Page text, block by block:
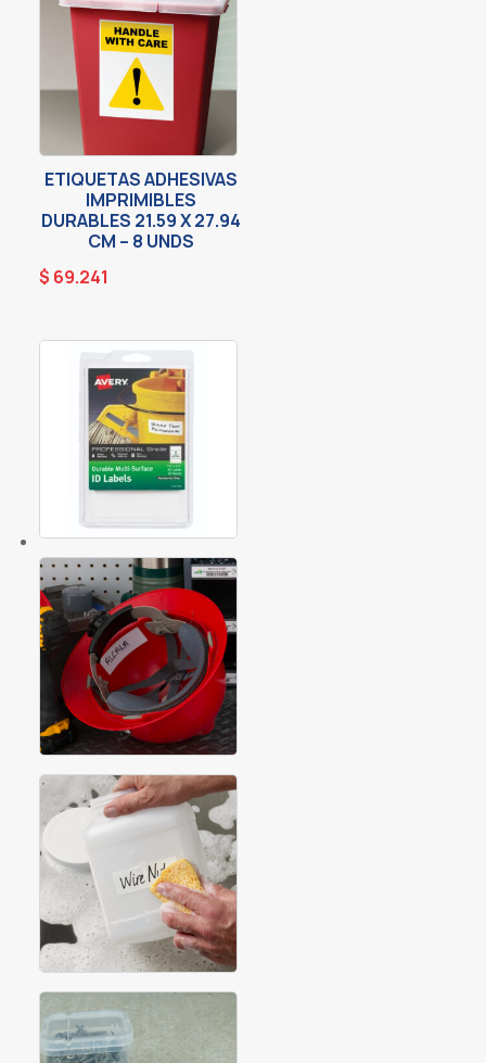
ETIQUETAS ADHESIVAS
IMPRIMIBLES
DURABLES 21.59 X 27.94
CM – 8 UNDS
$ 69.241